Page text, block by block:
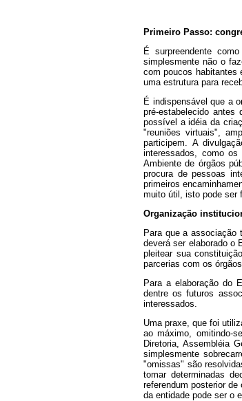
Primeiro Passo:
É surpreendente
simplesmente não o
com poucos habitantes
uma estrutura para
É indispensável que a
pré-estabelecido
possível a idéia da
"reuniões virtuais",
participem. A
interessados, como
Ambiente de órgãos
procura de pessoas
primeiros
muito útil, isto pode ser
Organização
Para que a associação
deverá ser elaborado o
pleitear sua
parcerias com os
Para a elaboração do
dentre os futuros
interessados.
Uma praxe, que foi
ao máximo, omitindo-
Diretoria, Assembléia
simplesmente
"omissas" são
tomar determinadas
referendum posterior
da entidade pode ser o